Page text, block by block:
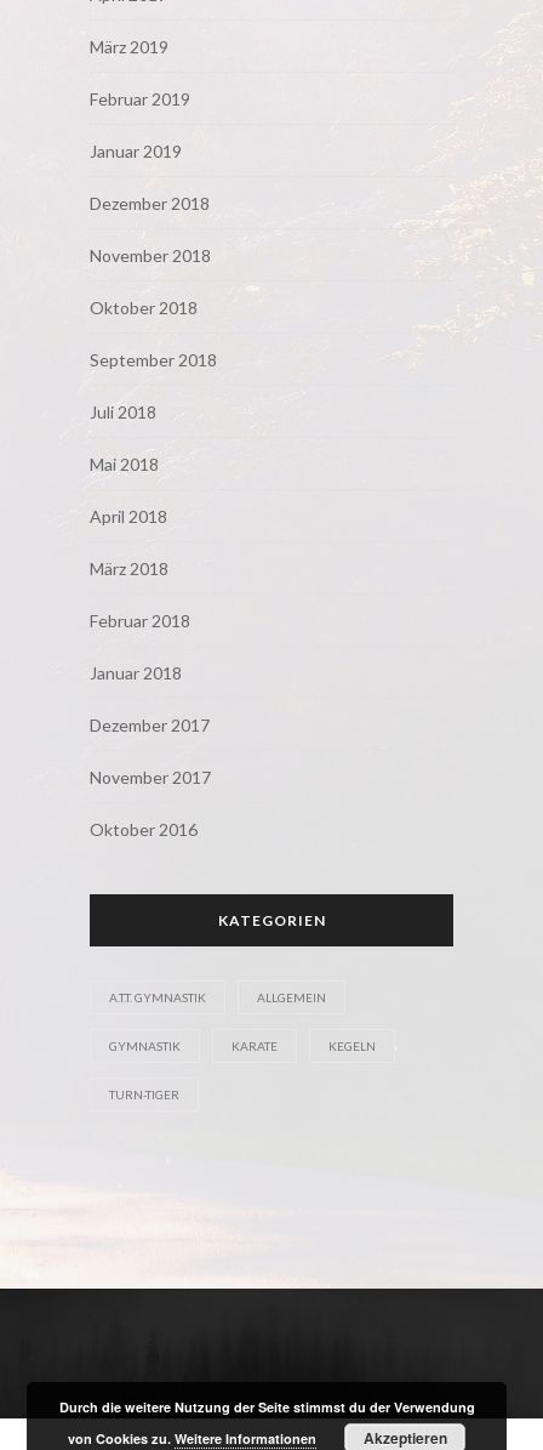
März 2019
Februar 2019
Januar 2019
Dezember 2018
November 2018
Oktober 2018
September 2018
Juli 2018
Mai 2018
April 2018
März 2018
Februar 2018
Januar 2018
Dezember 2017
November 2017
Oktober 2016
KATEGORIEN
A.T.T. GYMNASTIK ALLGEMEIN
GYMNASTIK KARATE KEGELN
TURN-TIGER
Durch die weitere Nutzung der Seite stimmst du der Verwendung
von Cookies zu.Weitere Informationen Akzeptieren